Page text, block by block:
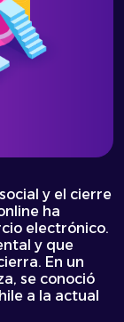
y el cierre
ha
electrónico.
y que
En un
se conoció
a la actual